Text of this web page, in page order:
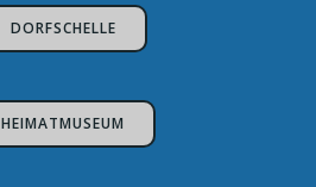
DORFSCHELLE
HEIMATMUSEUM